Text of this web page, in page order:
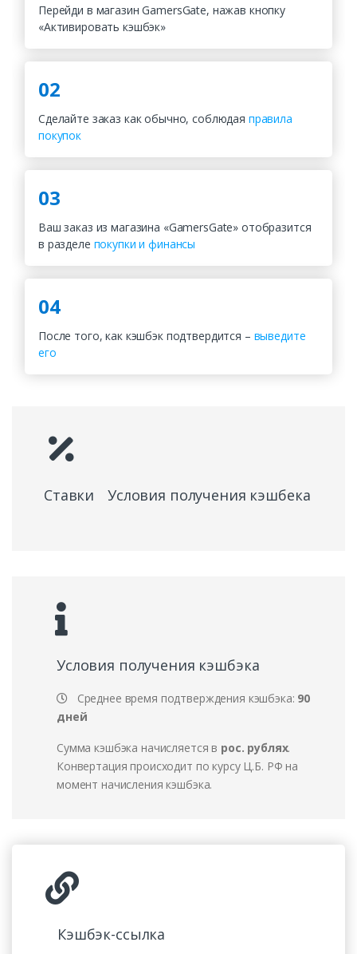
Перейди в магазин GamersGate, нажав кнопку
«Активировать кэшбэк»
02
Сделайте заказ как обычно, соблюдая правила
покупок
03
Ваш заказ из магазина «GamersGate» отобразится
в разделе покупки и финансы
04
После того, как кэшбэк подтвердится – выведите
его
Ставки Условия получения кэшбека
Условия получения кэшбэка
Среднее время подтверждения кэшбэка: 90
дней
Сумма кэшбэка начисляется в рос. рублях.
Конвертация происходит по курсу Ц.Б. РФ на
момент начисления кэшбэка.
Кэшбэк-ссылка